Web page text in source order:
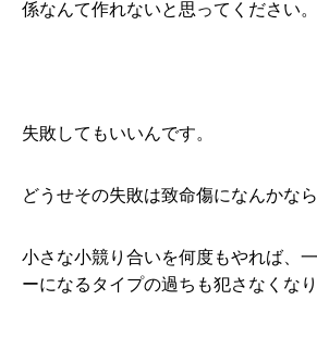
係なんて作れないと思ってください。
失敗してもいいんです。
どうせその失敗は致命傷になんかな
小さな小競り合いを何度もやれば、
ーになるタイプの過ちも犯さなくなり